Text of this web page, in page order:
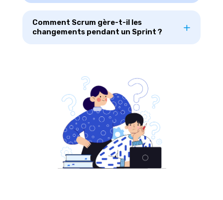
Comment Scrum gère-t-il les
changements pendant un Sprint ?